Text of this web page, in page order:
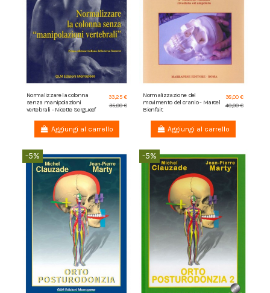
Normalizzare la colonna
senza manipolazioni
vertebrali - Nicette Sergueef
33,25 €
35,00 €
Aggiungi al carrello
Normalizzazione del
movimento del cranio - Marcel
Bienfait
38,00 €
40,00 €
Aggiungi al carrello
-5% -5%